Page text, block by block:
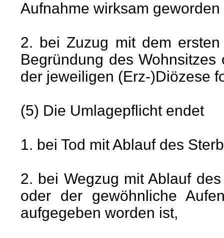
Aufnahme wirksam geworden
2. bei Zuzug mit dem
Begründung des
der jeweiligen (Erz-)Diözese
(5) Die Umlagepflicht endet
1. bei Tod mit Ablauf des
2. bei Wegzug mit Ablauf
oder der gewöhnliche
aufgegeben worden ist,